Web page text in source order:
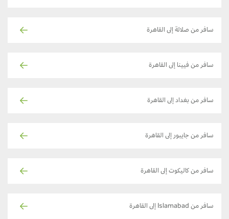
سافر من صلالة إلى القاهرة
سافر من فيينا إلى القاهرة
سافر من بغداد إلى القاهرة
سافر من جايبور إلى القاهرة
سافر من كاليكوت إلى القاهرة
سافر من Islamabad إلى القاهرة